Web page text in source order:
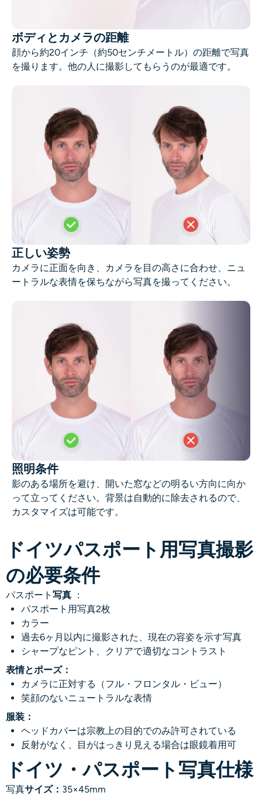
AIフィルター
AIヘッドショットジェネレーター
パスポート写真メーカー
ビデオツール
ビデオエフェクト
ビデオエンハンサー
動画ウォーターマーク削除ツール
ボディとカメラの距離
顔から約20インチ（約50センチメートル）の距離で写真
を撮ります。他の人に撮影してもらうのが最適です。
正しい姿勢
カメラに正面を向き、カメラを目の高さに合わせ、ニュ
ートラルな表情を保ちながら写真を撮ってください。
照明条件
影のある場所を避け、開いた窓などの明るい方向に向か
って立ってください。背景は自動的に除去されるので、
カスタマイズは可能です。
ドイツパスポート用写真撮影
の必要条件
パスポート 写真 ：
パスポート用写真2枚
カラー
過去6ヶ月以内に撮影された、現在の容姿を示す写真
シャープなピント、クリアで適切なコントラスト
表情とポーズ：
カメラに正対する（フル・フロンタル・ビュー）
笑顔のないニュートラルな表情
服装：
ヘッドカバーは宗教上の目的でのみ許可されている
反射がなく、目がはっきり見える場合は眼鏡着用可
ドイツ・パスポート写真仕様
写真サイズ： 35×45mm